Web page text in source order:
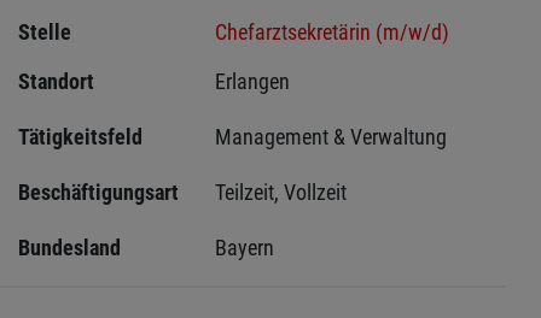
Stelle
Chefarztsekretärin (m/w/d)
Standort
Erlangen
Tätigkeitsfeld Management & Verwaltung
Beschäftigungsart Teilzeit, Vollzeit
Bundesland Bayern